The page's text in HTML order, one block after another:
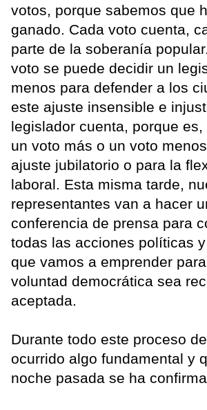
votos, porque sabemos que
ganado. Cada voto cuenta,
parte de la soberanía
voto se puede decidir un
menos para defender a los
este ajuste insensible e
legislador cuenta, porque es,
un voto más o un voto
ajuste jubilatorio o para la
laboral. Esta misma tarde,
representantes van a hacer
conferencia de prensa para
todas las acciones políticas
que vamos a emprender
voluntad democrática sea
aceptada.
Durante todo este proceso
ocurrido algo fundamental y
noche pasada se ha